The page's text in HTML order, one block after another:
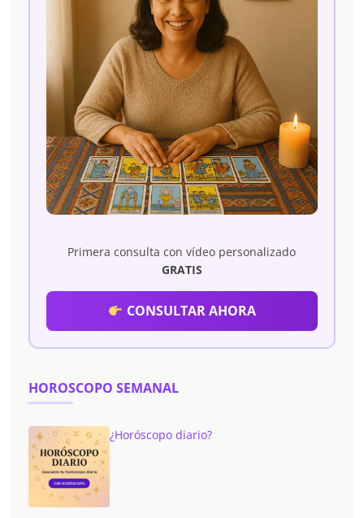
Primera consulta con vídeo personalizado
GRATIS
CONSULTAR AHORA
HOROSCOPO SEMANAL
¿Horóscopo diario?